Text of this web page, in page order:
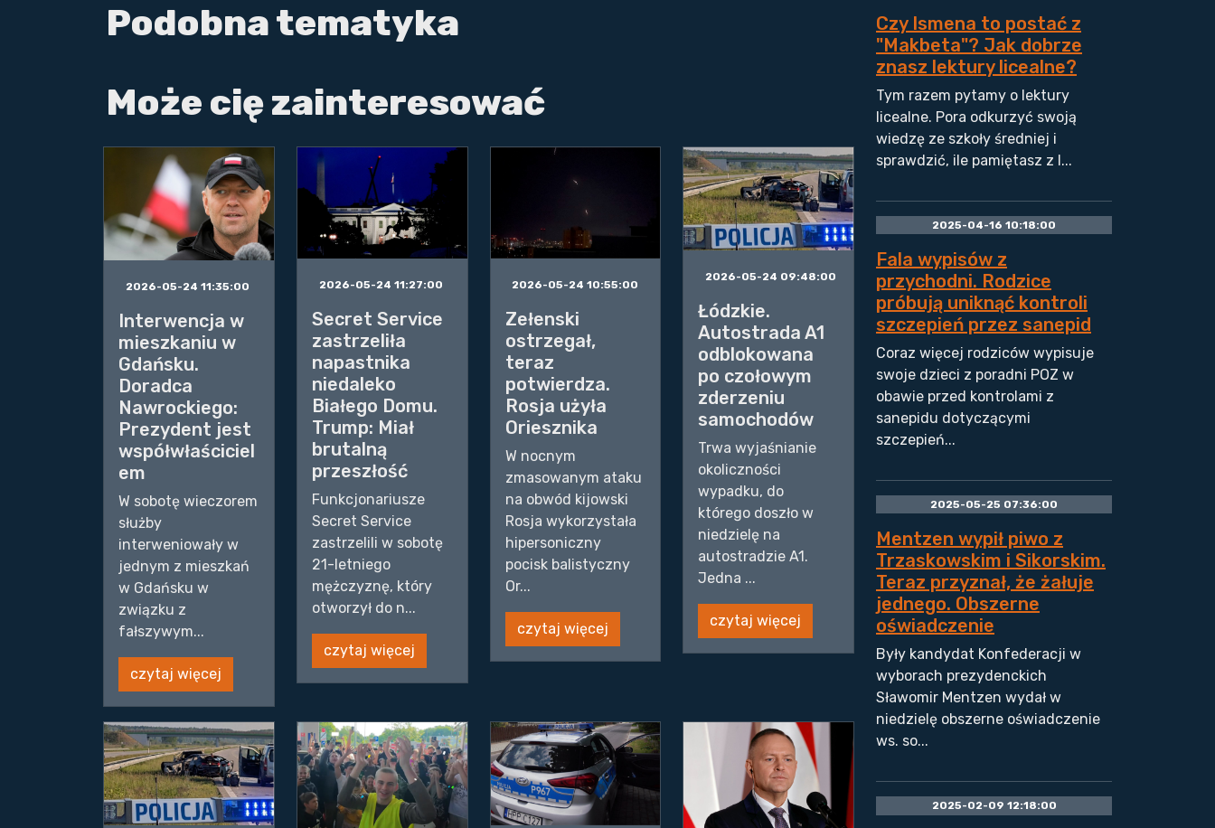
Podobna tematyka
Może cię zainteresować
2026-05-24 11:35:00
Interwencja w
mieszkaniu w
Gdańsku.
Doradca
Nawrockiego:
Prezydent jest
współwłaściciel
em
W sobotę wieczorem
służby
interweniowały w
jednym z mieszkań
w Gdańsku w
związku z
fałszywym...
czytaj więcej
2026-05-24 11:27:00
Secret Service
zastrzeliła
napastnika
niedaleko
Białego Domu.
Trump: Miał
brutalną
przeszłość
Funkcjonariusze
Secret Service
zastrzelili w sobotę
21-letniego
mężczyznę, który
otworzył do n...
czytaj więcej
2026-05-24 10:55:00
Zełenski
ostrzegał,
teraz
potwierdza.
Rosja użyła
Oriesznika
W nocnym
zmasowanym ataku
na obwód kijowski
Rosja wykorzystała
hipersoniczny
pocisk balistyczny
Or...
czytaj więcej
2026-05-24 09:48:00
Łódzkie.
Autostrada A1
odblokowana
po czołowym
zderzeniu
samochodów
Trwa wyjaśnianie
okoliczności
wypadku, do
którego doszło w
niedzielę na
autostradzie A1.
Jedna ...
czytaj więcej
Czy Ismena to postać z
"Makbeta"? Jak dobrze
znasz lektury licealne?
Tym razem pytamy o lektury
licealne. Pora odkurzyć swoją
wiedzę ze szkoły średniej i
sprawdzić, ile pamiętasz z l...
2025-04-16 10:18:00
Fala wypisów z
przychodni. Rodzice
próbują uniknąć kontroli
szczepień przez sanepid
Coraz więcej rodziców wypisuje
swoje dzieci z poradni POZ w
obawie przed kontrolami z
sanepidu dotyczącymi
szczepień...
2025-05-25 07:36:00
Mentzen wypił piwo z
Trzaskowskim i Sikorskim.
Teraz przyznał, że żałuje
jednego. Obszerne
oświadczenie
Były kandydat Konfederacji w
wyborach prezydenckich
Sławomir Mentzen wydał w
niedzielę obszerne oświadczenie
ws. so...
2025-02-09 12:18:00